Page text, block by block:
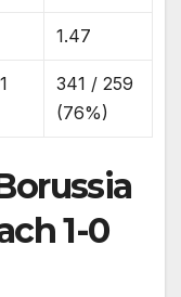
1.47
341 / 259
(76%)
1-0